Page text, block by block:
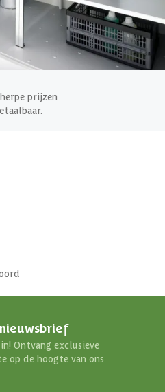
30x78x54 cm
prijzen
Ontvang exclusieve
op de hoogte van ons